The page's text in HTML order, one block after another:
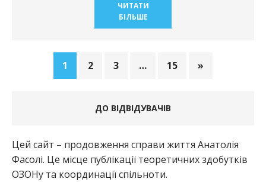
ЧИТАТИ
БІЛЬШЕ
1 2 3 … 15 »
ДО ВІДВІДУВАЧІВ
Цей сайт – продовження справи життя Анатолія
Фасолі. Це місце публікації теоретичних здобутків
ОЗОНу та координації спільноти.